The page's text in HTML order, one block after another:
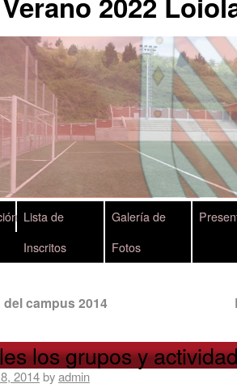
Lista de
Inscritos
Galería de
Fotos
campus 2014
los grupos y
2014byadmin